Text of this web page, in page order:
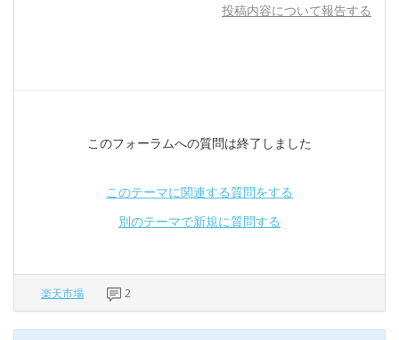
投稿内容について報告する
このフォーラムへの質問は終了しました
このテーマに関連する質問をする
別のテーマで新規に質問する
楽天市場 2